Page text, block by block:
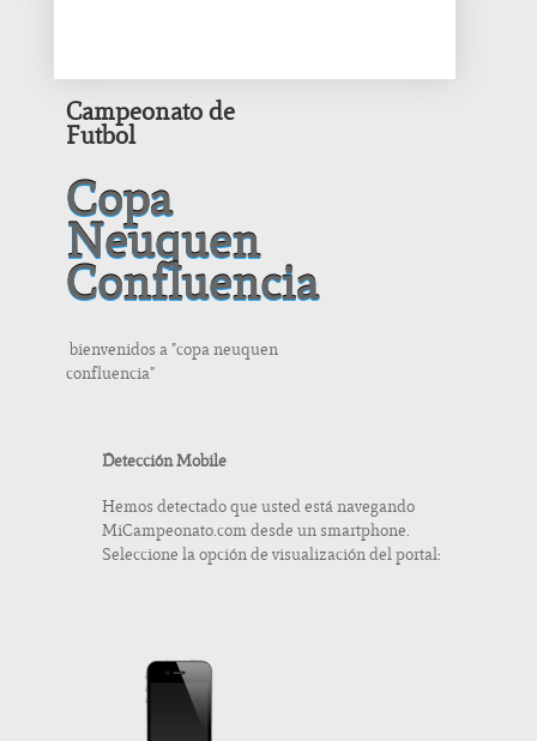
Campeonato de
Futbol
Copa
Neuquen
Confluencia
bienvenidos a "copa neuquen
confluencia"
Detección Mobile
Hemos detectado que usted está navegando
MiCampeonato.com desde un smartphone.
Seleccione la opción de visualización del portal: